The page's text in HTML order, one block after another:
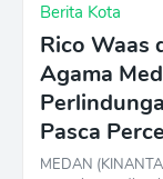
Berita Kota
Rico Waas
Agama
Pasca
MEDAN